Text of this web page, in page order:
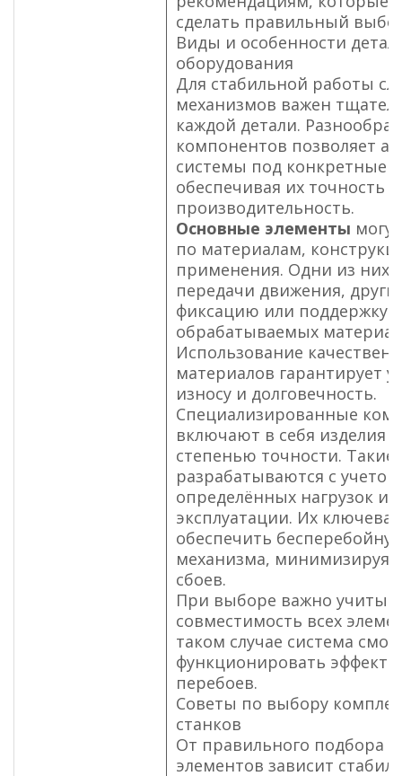
сделать правильный
Виды и особенности
оборудования
Для стабильной работы
механизмов важен
каждой детали.
компонентов позволяет
системы под конкретные
обеспечивая их точность и
производительность.
Основные элементы
по материалам,
применения. Одни из них
передачи движения,
фиксацию или поддержку
обрабатываемых
Использование
материалов гарантирует
износу и долговечность.
Специализированные
включают в себя изделия
степенью точности. Такие
разрабатываются с учетом
определённых нагрузок и
эксплуатации. Их
обеспечить
механизма, минимизируя
сбоев.
При выборе важно
совместимость всех
таком случае система
функционировать
перебоев.
Советы по выбору
станков
От правильного подбора
элементов зависит